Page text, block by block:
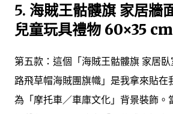
5. 海賊王骷髏旗 家居牆
兒童玩具禮物 60×35 cm
第五款：這個「海賊王骷髏旗 家居
路飛草帽海賊團旗幟」是我拿來貼在
為「摩托車／車庫文化」背景裝飾。